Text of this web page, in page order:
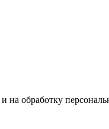
и на обработку